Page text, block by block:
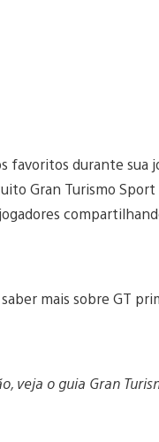
durante sua
Gran Turismo
mais sobre GT
veja o guia Gran